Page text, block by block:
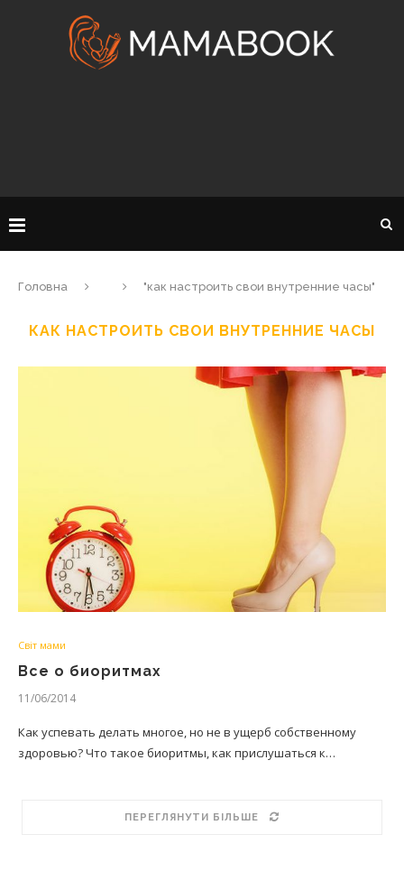
Головна "как настроить свои внутренние часы"
КАК НАСТРОИТЬ СВОИ ВНУТРЕННИЕ ЧАСЫ
Світ мами
Все о биоритмах
11/06/2014
Как успевать делать многое, но не в ущерб собственному
здоровью? Что такое биоритмы, как прислушаться к…
ПЕРЕГЛЯНУТИ БІЛЬШЕ